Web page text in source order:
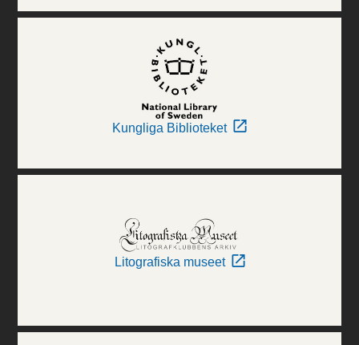
Kungliga Biblioteket
Litografiska museet